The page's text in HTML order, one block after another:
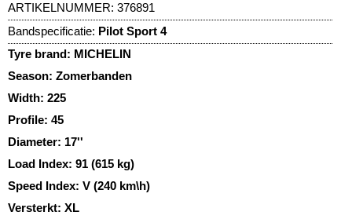
ARTIKELNUMMER: 376891
Bandspecificatie: Pilot Sport 4
Tyre brand: MICHELIN
Season: Zomerbanden
Width: 225
Profile: 45
Diameter: 17''
Load Index: 91 (615 kg)
Speed Index: V (240 km\h)
Versterkt: XL